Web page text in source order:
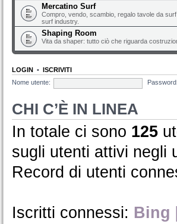
Mercatino Surf
Compro, vendo, scambio, regalo tavole da
surf industry.
Shaping Room
Vita da shaper: tutto ciò che riguarda
LOGIN • ISCRIVITI
Nome utente:
Password:
CHI C’È IN LINEA
In totale ci sono 125
sugli utenti attivi negli
Record di utenti
Iscritti connessi: Bing